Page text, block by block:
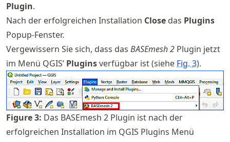
Plugin.
Nach der erfolgreichen Installation Close das Plugins
Popup-Fenster.
Vergewissern Sie sich, dass das BASEmesh 2 Plugin jetzt
im Menü QGIS’ Pluginsverfügbar ist (siehe Fig. 3).
Figure3: Das BASEmesh 2 Plugin ist nach der
erfolgreichen Installation im QGIS Plugins Menü